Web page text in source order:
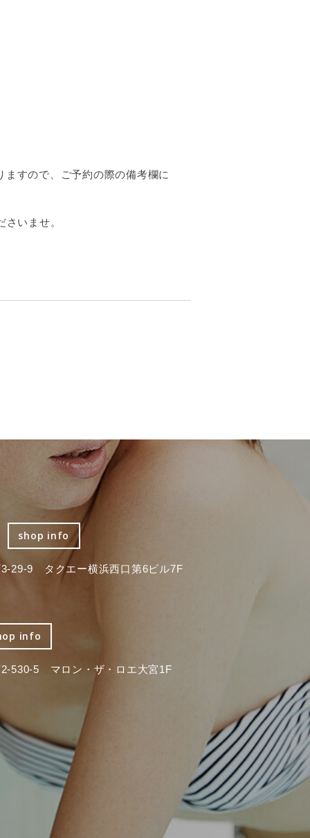
すので、ご予約の際の備考欄に
いませ。
shop info
29-9 タクエー横浜西口第6ビル7F
info
530-5 マロン・ザ・ロエ大宮1F